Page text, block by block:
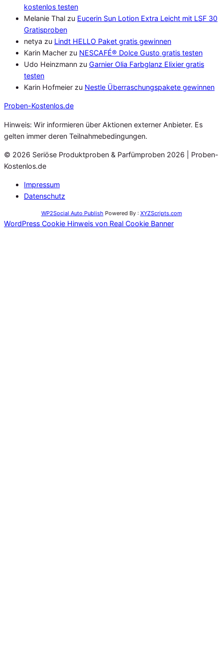
kostenlos testen
Melanie Thal zu Eucerin Sun Lotion Extra Leicht mit LSF 30
Gratisproben
netya zu Lindt HELLO Paket gratis gewinnen
Karin Macher zu NESCAFÉ® Dolce Gusto gratis testen
Udo Heinzmann zu Garnier Olia Farbglanz Elixier gratis
testen
Karin Hofmeier zu Nestle Überraschungspakete gewinnen
Proben-Kostenlos.de
Hinweis: Wir informieren über Aktionen externer Anbieter. Es
gelten immer deren Teilnahmebedingungen.
© 2026 Seriöse Produktproben & Parfümproben 2026 | Proben-
Kostenlos.de
Impressum
Datenschutz
WP2Social Auto Publish Powered By : XYZScripts.com
WordPress Cookie Hinweis von Real Cookie Banner